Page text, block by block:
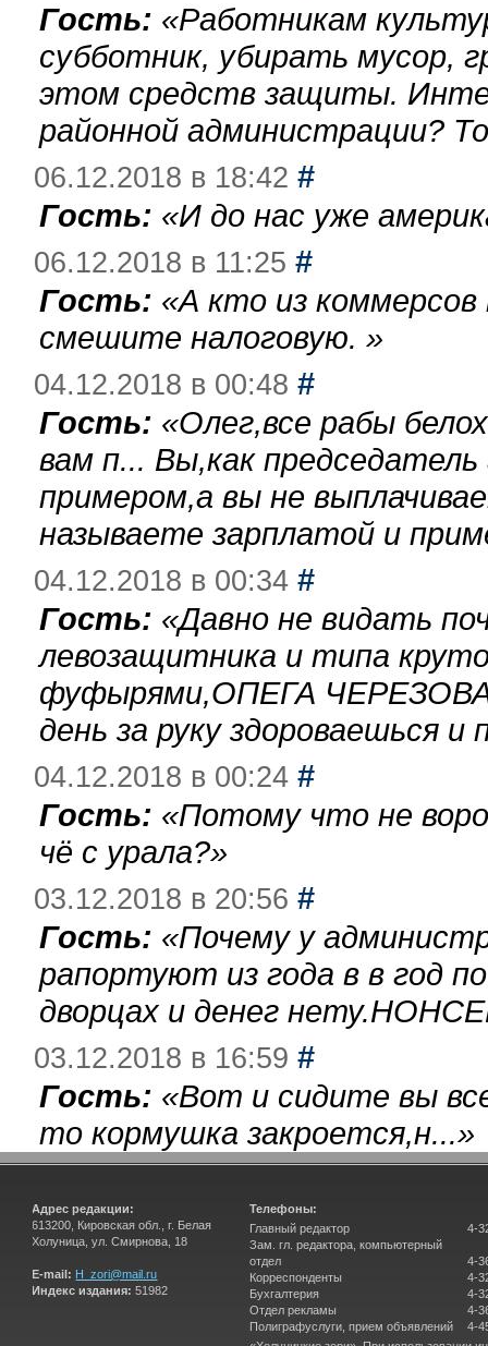
Гость: «Работникам
субботник, убирать мусор,
этом средств защиты.
районной администрации?
06.12.2018 в 18:42 #
Гость: «И до нас уже
06.12.2018 в 11:25 #
Гость: «А кто из
смешите налоговую. »
04.12.2018 в 00:48 #
Гость: «Олег,все рабы
вам п... Вы,как
примером,а вы не
называете зарплатой и
04.12.2018 в 00:34 #
Гость: «Давно не видать
левозащитника и типа
фуфырями,ОПЕГА
день за руку здороваешься
04.12.2018 в 00:24 #
Гость: «Потому что не
чё с урала?»
03.12.2018 в 20:56 #
Гость: «Почему у
рапортуют из года в в год
дворцах и денег
03.12.2018 в 16:59 #
Гость: «Вот и сидите вы
то кормушка закроется,н...»
Адрес редакции:
613200, Кировская обл., г. Белая
Холуница, ул. Смирнова, 18
E-mail: H_zori@mail.ru
Индекс издания: 51982
Телефоны:
Главный редактор
Зам. гл. редактора, компьютерный
отдел
Корреспонденты
Бухгалтерия
Отдел рекламы
Полиграфуслуги, прием объявлений
4-
4-
4-
4-
4-
4-